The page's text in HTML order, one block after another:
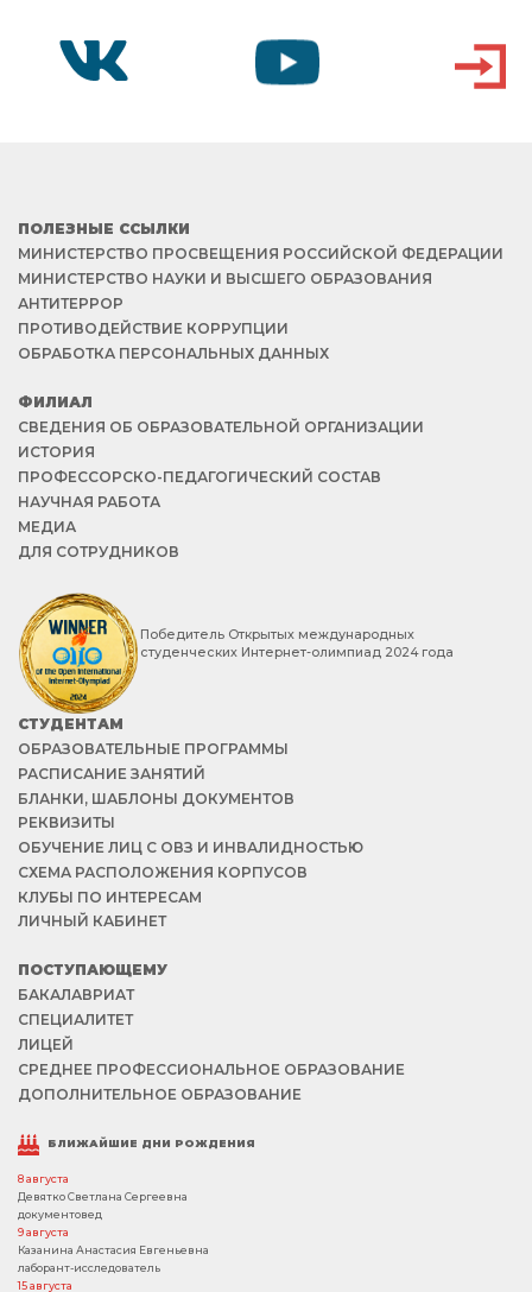
ПОЛЕЗНЫЕ ССЫЛКИ
МИНИСТЕРСТВО ПРОСВЕЩЕНИЯ РОССИЙСКОЙ ФЕДЕРАЦИИ
МИНИСТЕРСТВО НАУКИ И ВЫСШЕГО ОБРАЗОВАНИЯ
АНТИТЕРРОР
ПРОТИВОДЕЙСТВИЕ КОРРУПЦИИ
ОБРАБОТКА ПЕРСОНАЛЬНЫХ ДАННЫХ
ФИЛИАЛ
СВЕДЕНИЯ ОБ ОБРАЗОВАТЕЛЬНОЙ ОРГАНИЗАЦИИ
ИСТОРИЯ
ПРОФЕССОРСКО-ПЕДАГОГИЧЕСКИЙ СОСТАВ
НАУЧНАЯ РАБОТА
МЕДИА
ДЛЯ СОТРУДНИКОВ
Победитель Открытых международных
студенческих Интернет-олимпиад 2024 года
СТУДЕНТАМ
ОБРАЗОВАТЕЛЬНЫЕ ПРОГРАММЫ
РАСПИСАНИЕ ЗАНЯТИЙ
БЛАНКИ, ШАБЛОНЫ ДОКУМЕНТОВ
РЕКВИЗИТЫ
ОБУЧЕНИЕ ЛИЦ С ОВЗ И ИНВАЛИДНОСТЬЮ
СХЕМА РАСПОЛОЖЕНИЯ КОРПУСОВ
КЛУБЫ ПО ИНТЕРЕСАМ
ЛИЧНЫЙ КАБИНЕТ
ПОСТУПАЮЩЕМУ
БАКАЛАВРИАТ
СПЕЦИАЛИТЕТ
ЛИЦЕЙ
СРЕДНЕЕ ПРОФЕССИОНАЛЬНОЕ ОБРАЗОВАНИЕ
ДОПОЛНИТЕЛЬНОЕ ОБРАЗОВАНИЕ
БЛИЖАЙШИЕ ДНИ РОЖДЕНИЯ
8 августа
Девятко Светлана Сергеевна
документовед
9 августа
Казанина Анастасия Евгеньевна
лаборант-исследователь
15 августа